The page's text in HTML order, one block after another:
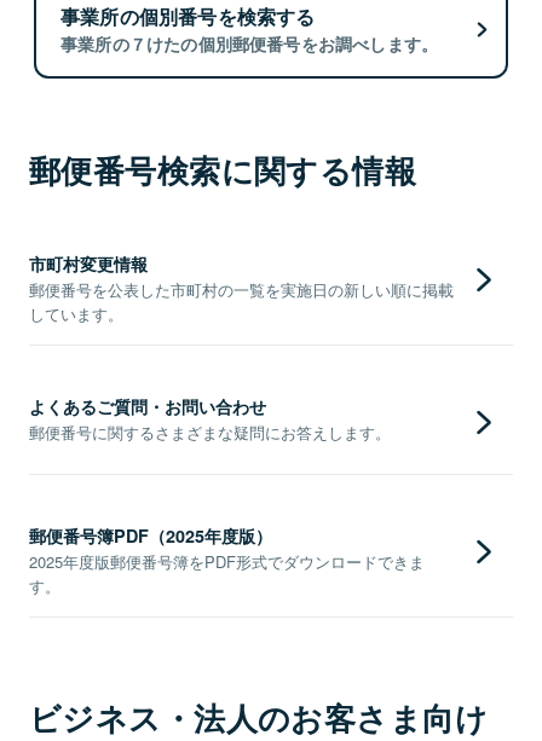
事業所の個別番号を検索する
事業所の７けたの個別郵便番号をお調べします。
郵便番号検索に関する情報
市町村変更情報
郵便番号を公表した市町村の一覧を実施日の新しい順に掲載
しています。
よくあるご質問・お問い合わせ
郵便番号に関するさまざまな疑問にお答えします。
郵便番号簿PDF（2025年度版）
2025年度版郵便番号簿をPDF形式でダウンロードできま
す。
ビジネス・法人のお客さま向け